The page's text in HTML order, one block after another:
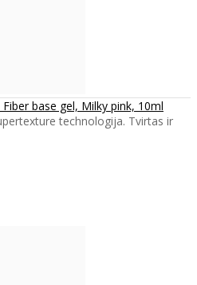
base gel, Milky pink, 10ml
technologija. Tvirtas ir